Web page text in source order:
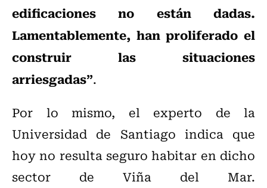
edificaciones no están dadas.
Lamentablemente, han proliferado el
construir las situaciones
arriesgadas”.
Por lo mismo, el experto de la
Universidad de Santiago indica que
hoy no resulta seguro habitar en dicho
sector de Viña del Mar.